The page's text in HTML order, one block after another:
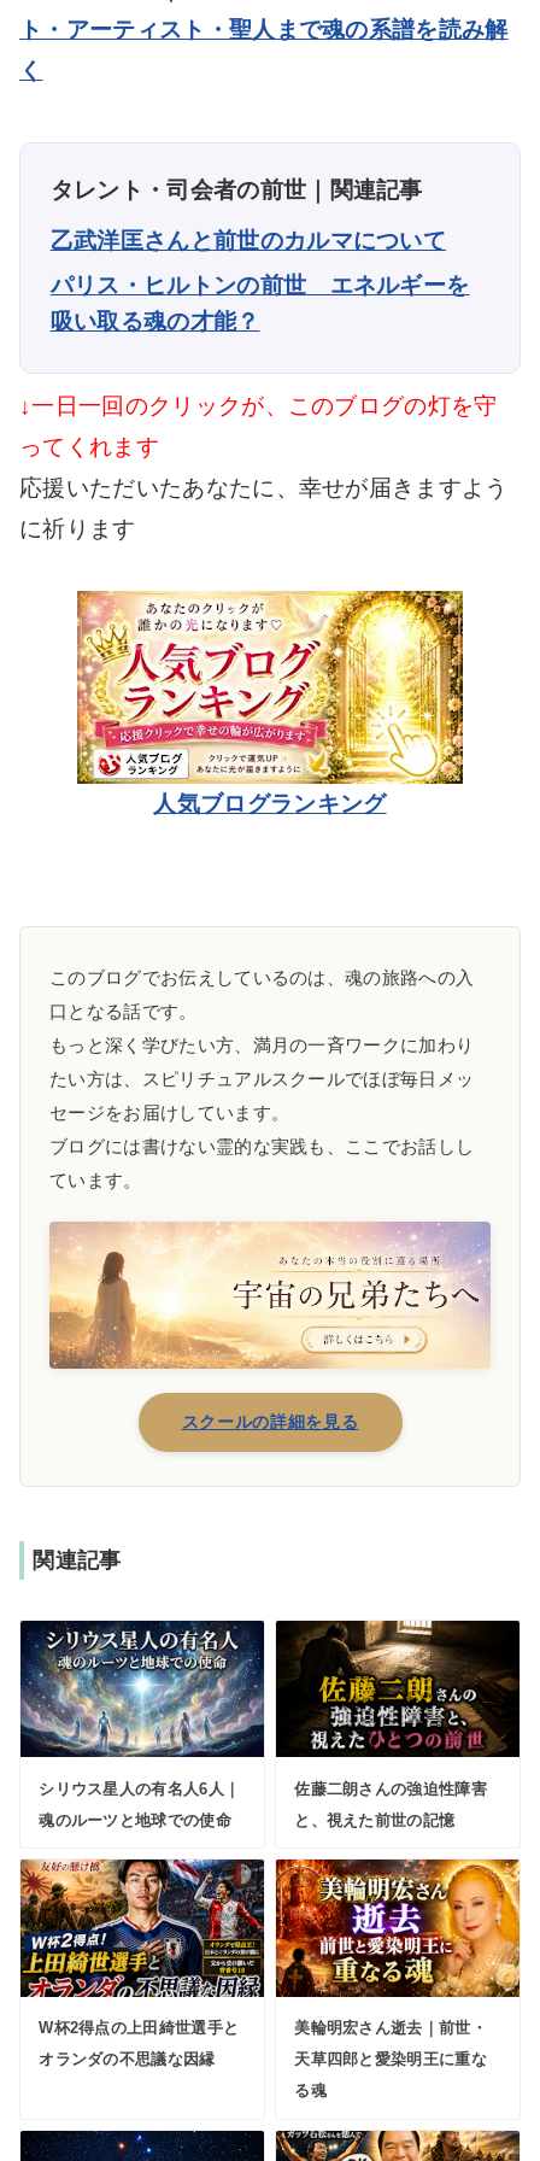
ト・アーティスト・聖人まで魂の系譜を読み解
く
タレント・司会者の前世｜関連記事
乙武洋匡さんと前世のカルマについて
パリス・ヒルトンの前世 エネルギーを
吸い取る魂の才能？
↓一日一回のクリックが、このブログの灯を守
ってくれます
応援いただいたあなたに、幸せが届きますよう
に祈ります
人気ブログランキング
このブログでお伝えしているのは、魂の旅路への入
口となる話です。
もっと深く学びたい方、満月の一斉ワークに加わり
たい方は、スピリチュアルスクールでほぼ毎日メッ
セージをお届けしています。
ブログには書けない霊的な実践も、ここでお話しし
ています。
スクールの詳細を見る
関連記事
シリウス星人の有名人6人｜
魂のルーツと地球での使命
佐藤二朗さんの強迫性障害
と、視えた前世の記憶
W杯2得点の上田綺世選手と
オランダの不思議な因縁
美輪明宏さん逝去｜前世・
天草四郎と愛染明王に重な
る魂